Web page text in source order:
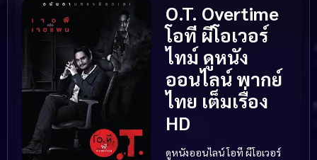
O.T. Overtime
โอที ผีโอเวอร์
ไทม์ ดูหนัง
ออนไลน์ พากย์
ไทย เต็มเรื่อง
HD
ดูหนังออนไลน์โอที ผีโอเวอร์